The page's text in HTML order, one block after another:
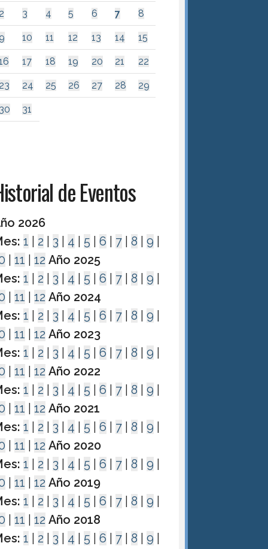
2 3 4 5 6 7 8
9 10 11 12 13 14 15
17 18 19 20 21 22
23 24 25 26 27 28 29
30 31
de Eventos
2026
1 2 3 4 5 |6 7 |8 |9
|11 |12 Año 2025
1 2 3 4 5 |6 7 |8 |9
|11 |12 Año 2024
1 2 3 4 5 |6 7 |8 |9
|11 |12 Año 2023
1 2 3 4 5 |6 7 |8 |9
|11 |12 Año 2022
1 2 3 4 5 |6 7 |8 |9
|11 |12 Año 2021
1 2 3 4 5 |6 7 |8 |9
|11 |12 Año 2020
1 2 3 4 5 |6 7 |8 |9
|11 |12 Año 2019
1 2 3 4 5 |6 7 |8 |9
|11 |12 Año 2018
1 2 3 4 5 |6 7 |8 |9